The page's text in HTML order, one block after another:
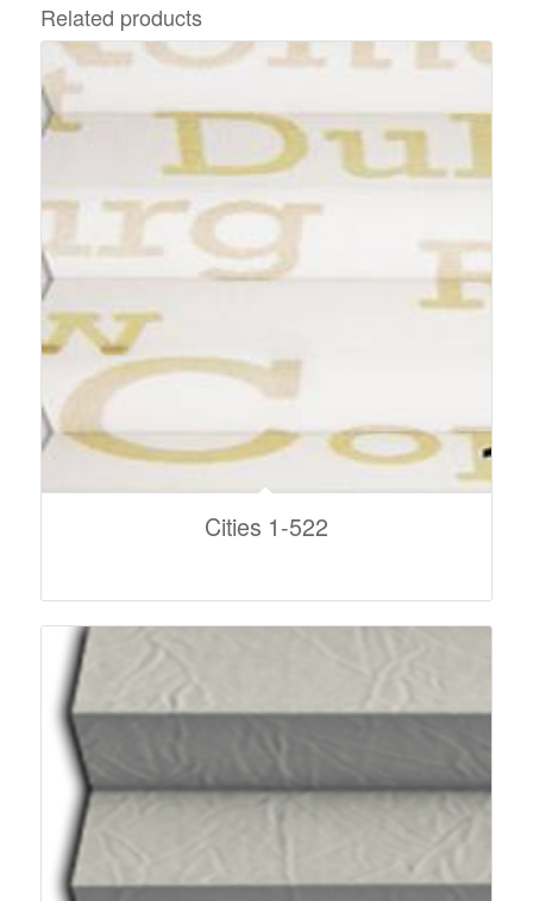
Related products
Cities 1-522